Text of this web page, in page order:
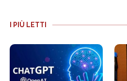
I PIÙ LETTI